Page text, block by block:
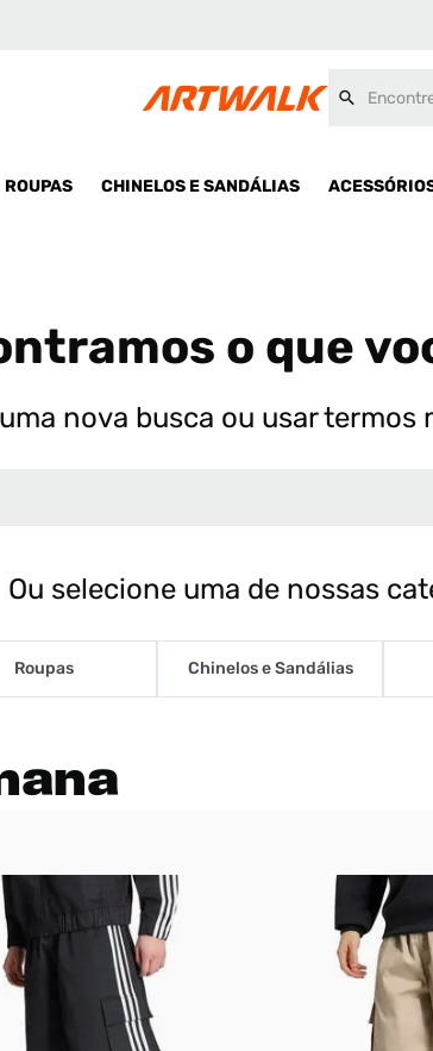
ROUPAS CHINELOS E SANDÁLIAS
o que
nova busca ou usar termos
Ou selecione uma de nossas
Roupas Chinelos e Sandálias